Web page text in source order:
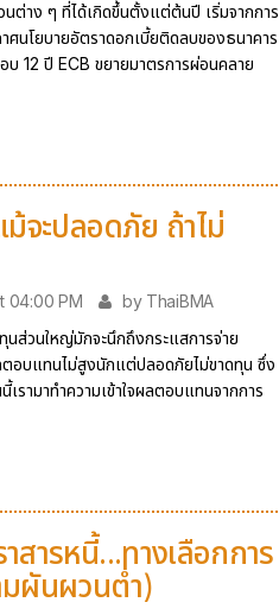
ต่าง ๆ ที่ได้เกิดขึ้นตั้งแต่ต้นปี เริ่มจากการ
ศนโยบายอัตราดอกเบี้ยติดลบของธนาคาร
12 ปี ECB ขยายมาตรการผ่อนคลาย
จะปลอดภัย ถ้าไม่
04:00 PM
by ThaiBMA
ส่วนใหญ่มักจะนึกถึงกระแสการจ่าย
อบแทนไม่สูงนักแต่ปลอดภัยไม่ขาดทุน ซึ่ง
รามาทำความเข้าใจผลตอบแทนจากการ
สารหนี้...ทางเลือกการ
ผันผวนต่ำ)